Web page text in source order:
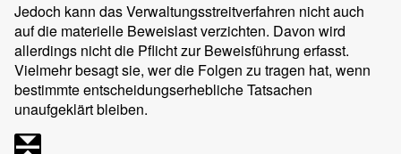
Jedoch kann das Verwaltungsstreitverfahren nicht auch
auf die materielle Beweislast verzichten. Davon wird
allerdings nicht die Pflicht zur Beweisführung erfasst.
Vielmehr besagt sie, wer die Folgen zu tragen hat, wenn
bestimmte entscheidungserhebliche Tatsachen
unaufgeklärt bleiben.